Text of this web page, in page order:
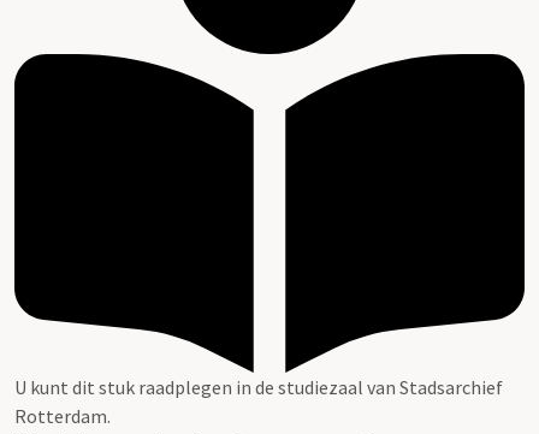
U kunt dit stuk raadplegen in de studiezaal van Stadsarchief
Rotterdam.